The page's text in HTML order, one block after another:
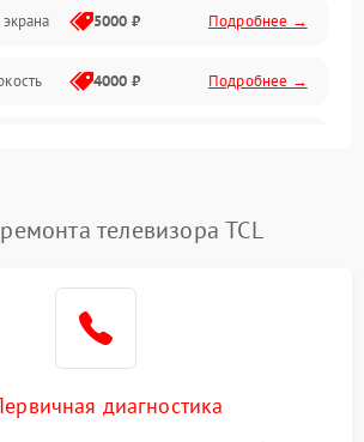
5000 ₽ Подробнее →
4000 ₽ Подробнее →
телевизора TCL
диагностика